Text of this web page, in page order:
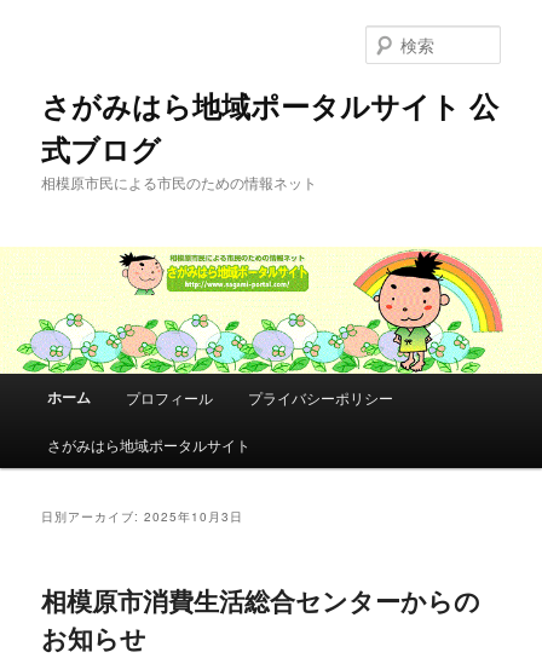
移
動
動
さがみはら地域ポータルサイト 公
式ブログ
相模原市民による市民のための情報ネット
索
メ
ホーム プロフィール プライバシーポリシー
さがみはら地域ポータルサイト
日別アーカイブ:2025年10月3日
相模原市消費生活総合センターからの
お知らせ